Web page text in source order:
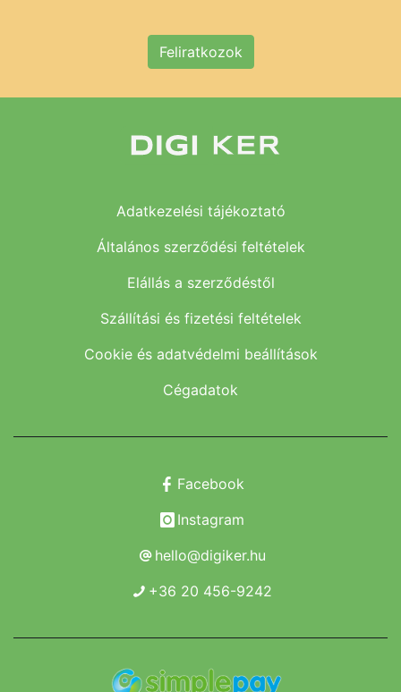
Feliratkozok
Adatkezelési tájékoztató
Általános szerződési feltételek
Elállás a szerződéstől
Szállítási és fizetési feltételek
Cookie és adatvédelmi beállítások
Cégadatok
Facebook
Instagram
hello@digiker.hu
+36 20 456-9242